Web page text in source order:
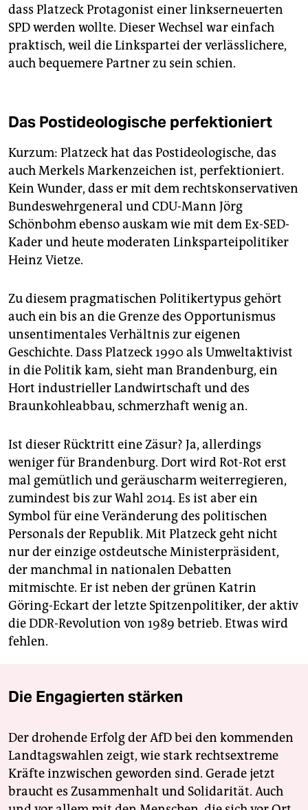
dass Platzeck Protagonist einer linkserneuerten
SPD werden wollte. Dieser Wechsel war einfach
praktisch, weil die Linkspartei der verlässlichere,
auch bequemere Partner zu sein schien.
Das Postideologische perfektioniert
Kurzum: Platzeck hat das Postideologische, das
auch Merkels Markenzeichen ist, perfektioniert.
Kein Wunder, dass er mit dem rechtskonservativen
Bundeswehrgeneral und CDU-Mann Jörg
Schönbohm ebenso auskam wie mit dem Ex-SED-
Kader und heute moderaten Linksparteipolitiker
Heinz Vietze.
Zu diesem pragmatischen Politikertypus gehört
auch ein bis an die Grenze des Opportunismus
unsentimentales Verhältnis zur eigenen
Geschichte. Dass Platzeck 1990 als Umweltaktivist
in die Politik kam, sieht man Brandenburg, ein
Hort industrieller Landwirtschaft und des
Braunkohleabbau, schmerzhaft wenig an.
Ist dieser Rücktritt eine Zäsur? Ja, allerdings
weniger für Brandenburg. Dort wird Rot-Rot erst
mal gemütlich und geräuscharm weiterregieren,
zumindest bis zur Wahl 2014. Es ist aber ein
Symbol für eine Veränderung des politischen
Personals der Republik. Mit Platzeck geht nicht
nur der einzige ostdeutsche Ministerpräsident,
der manchmal in nationalen Debatten
mitmischte. Er ist neben der grünen Katrin
Göring-Eckart der letzte Spitzenpolitiker, der aktiv
die DDR-Revolution von 1989 betrieb. Etwas wird
fehlen.
Die Engagierten stärken
Der drohende Erfolg der AfD bei den kommenden
Landtagswahlen zeigt, wie stark rechtsextreme
Kräfte inzwischen geworden sind. Gerade jetzt
braucht es Zusammenhalt und Solidarität. Auch